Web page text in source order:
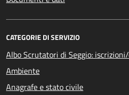
CATEGORIE DI SERVIZIO
Albo Scrutatori di Seggio:
Ambiente
Anagrafe e stato civile